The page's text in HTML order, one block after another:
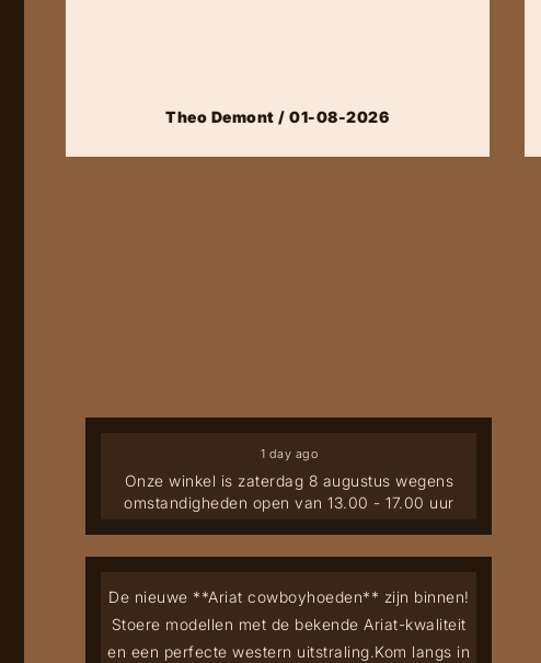
Theo Demont / 01-08-2026
Onze winkel is zaterdag 8 augustus wegens
omstandigheden open van 13.00 - 17.00 uur
1 day ago
De nieuwe **Ariat cowboyhoeden** zijn binnen!
Stoere modellen met de bekende Ariat-kwaliteit
en een perfecte western uitstraling.Kom langs in